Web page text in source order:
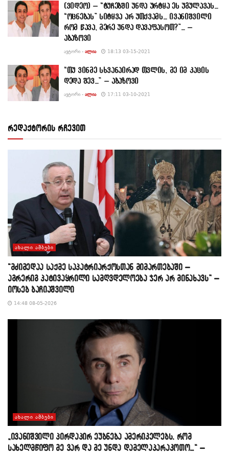
(ვიდეო) – “ტუჩებში უნდა ურტყა ეს უგულავას…
“ოცნებას” სიტყვა არ უთქვამს… ივანიშვილი
რომ წავა, მერე უნდა დავაფასოთ?”… –
აბაზოვი
ᲐᲕᲢᲝᲠᲘ - ᲐᲚᲘᲐ 18:13 03-15-2021
“თუ ვინმე სხვანაირად თვლის, მე იმ კაცის
დედა შევ…” – აბაზოვი
ᲐᲕᲢᲝᲠᲘ - ᲐᲚᲘᲐ 17:11 03-10-2021
რედაქტორის რჩევით
ᲐᲮᲐᲚᲘ ᲐᲛᲑᲔᲑᲘ
“მძიმედაა საქმე საპატრიარქოსთან მიმართებაში –
აგრერიგ პატივაყრილი სამღვდელოება ჯერ არ მინახავს” –
იოსებ ბაჩიაშვილი
14:48 08-05-2026
ᲐᲮᲐᲚᲘ ᲐᲛᲑᲔᲑᲘ
„ივანიშვილი პირდაპირ ეუბნება ამერიკელებს, რომ
სახელმწიფო მე ვარ და მე უნდა დამელაპარაკოთო…“ –